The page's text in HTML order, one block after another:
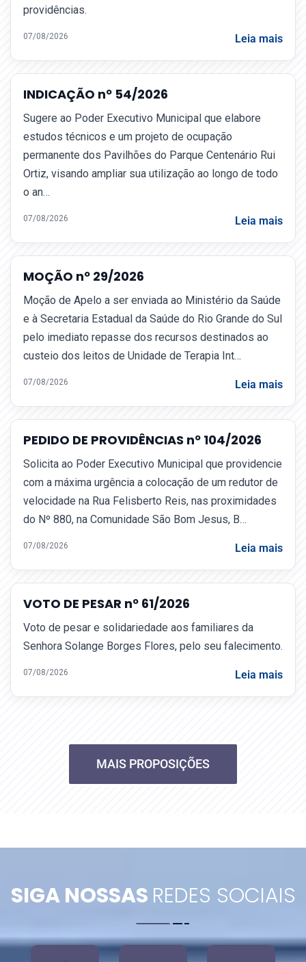
providências.
07/08/2026 Leia mais
INDICAÇÃO nº 54/2026
Sugere ao Poder Executivo Municipal que elabore
estudos técnicos e um projeto de ocupação
permanente dos Pavilhões do Parque Centenário Rui
Ortiz, visando ampliar sua utilização ao longo de todo
o an…
07/08/2026 Leia mais
MOÇÃO nº 29/2026
Moção de Apelo a ser enviada ao Ministério da Saúde
e à Secretaria Estadual da Saúde do Rio Grande do Sul
pelo imediato repasse dos recursos destinados ao
custeio dos leitos de Unidade de Terapia Int…
07/08/2026 Leia mais
PEDIDO DE PROVIDÊNCIAS nº 104/2026
Solicita ao Poder Executivo Municipal que providencie
com a máxima urgência a colocação de um redutor de
velocidade na Rua Felisberto Reis, nas proximidades
do Nº 880, na Comunidade São Bom Jesus, B…
07/08/2026 Leia mais
VOTO DE PESAR nº 61/2026
Voto de pesar e solidariedade aos familiares da
Senhora Solange Borges Flores, pelo seu falecimento.
07/08/2026 Leia mais
MAIS PROPOSIÇÕES
SIGA NOSSAS REDES SOCIAIS